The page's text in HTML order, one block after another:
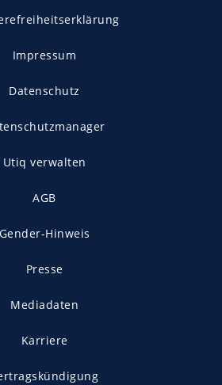
Impressum
Datenschutz
Utiq verwalten
AGB
Gender-Hinweis
Presse
Mediadaten
Karriere